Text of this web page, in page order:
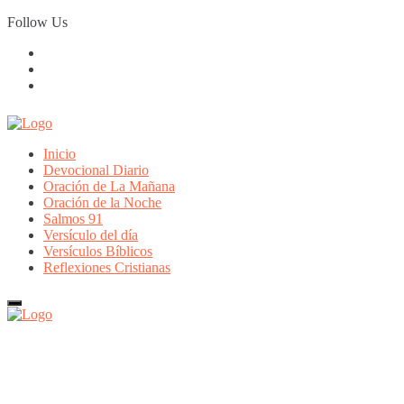
Skip
to
Follow Us
Inicio
Devocional Diario
Oración de La Mañana
Oración de la Noche
Salmos 91
Versículo del día
Versículos Bíblicos
Reflexiones Cristianas